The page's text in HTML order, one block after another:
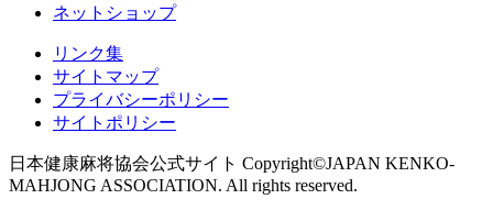
ネットショップ
リンク集
サイトマップ
プライバシーポリシー
サイトポリシー
日本健康麻将協会公式サイト Copyright©JAPAN KENKO-
MAHJONG ASSOCIATION. All rights reserved.